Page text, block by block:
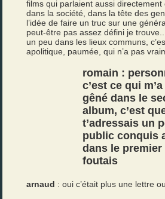
films qui parlaient aussi
dans la société, dans la tête des
l’idée de faire un truc sur une
peut-être pas assez défini je
un peu dans les lieux communs,
apolitique, paumée, qui n’a pas
romain :
c’est ce qui
gêné dans le
album, c’est
t’adressais un
public conquis
dans le premier
foutais
arnaud : oui c’était plus une lettre